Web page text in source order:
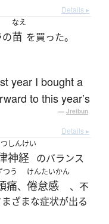
Details ▸
なえ
苗 を買った。
year I bought a
to this year’s
— Jreibun
Details ▸
しんけい
神経 のバランス
つう
痛、
けんたいかん
倦怠感
、不
ざまな症状が出る